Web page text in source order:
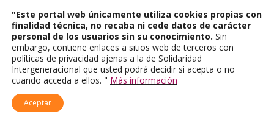
"Este portal web únicamente utiliza cookies propias con
finalidad técnica, no recaba ni cede datos de carácter
personal de los usuarios sin su conocimiento. Sin
embargo, contiene enlaces a sitios web de terceros con
políticas de privacidad ajenas a la de Solidaridad
Intergeneracional que usted podrá decidir si acepta o no
cuando acceda a ellos. " Más información
Aceptar